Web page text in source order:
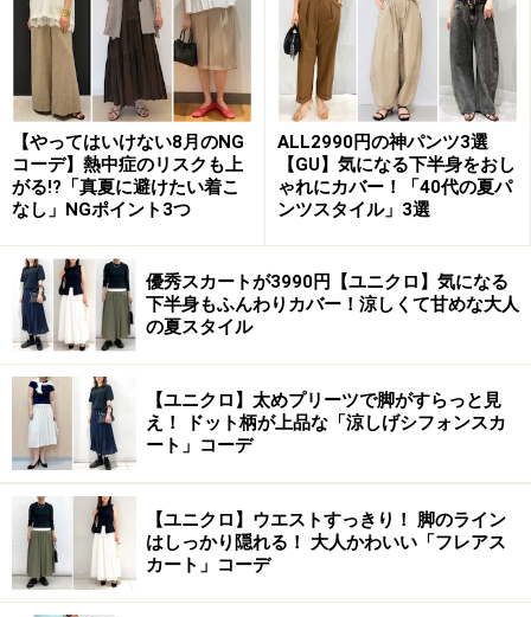
ベージュ＆白で春らしい爽やかな着こなしに 出典：
StyleHint
写真はベージュのジャケットに白のパンツを合わせた、
春らしい爽やかな配色のコーディネート。フロント部分
には上からも横からも手が入る二重ポケットがついてお
り、スマホが出し入れしやすいのもメリットです。
2. 花粉対策にも！ 撥水効果のある「UVカッ
トパーカ」
ユニクロ ポケッタブルUVカットパーカ／NANODESIGN
3990円（税込）
「ポケッタブルUVカットパーカ／NANODESIGN」（税込
3990円）は、普段使いからスポーツ観戦、アウトドア、
旅行など、いろいろなシーンで頼りになる軽量アウター
【やってはいけない8月のNG
コーデ】熱中症のリスクも上
がる!?「真夏に避けたい着こ
なし」NGポイント3つ
ALL2990円の神パンツ3選
【GU】気になる下半身をおし
ゃれにカバー！「40代の夏パ
ンツスタイル」3選
優秀スカートが3990円【ユニクロ】気になる
下半身もふんわりカバー！涼しくて甘めな大人
の夏スタイル
【ユニクロ】太めプリーツで脚がすらっと見
え！ ドット柄が上品な「涼しげシフォンスカ
ート」コーデ
【ユニクロ】ウエストすっきり！ 脚のライン
はしっかり隠れる！ 大人かわいい「フレアス
カート」コーデ